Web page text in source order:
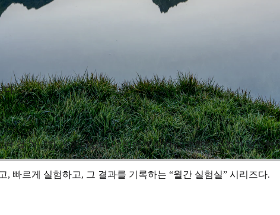
다.
걸 겨냥한 건 아니었다. 우리에겐 작지만 명확한 구조가 필요
빠르게 실험하고, 그 결과를 기록하는 “월간 실험실” 시리즈다.